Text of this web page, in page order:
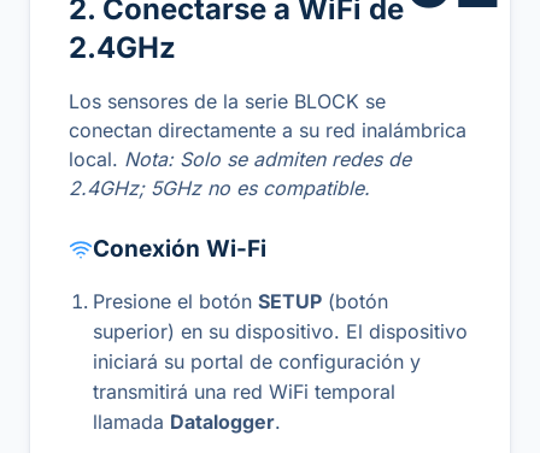
2. Conectarse a WiFi de
2.4GHz
Los sensores de la serie BLOCK se
conectan directamente a su red inalámbrica
local. Nota: Solo se admiten redes de
2.4GHz; 5GHz no es compatible.
Conexión Wi-Fi
Presione el botón SETUP (botón
superior) en su dispositivo. El dispositivo
iniciará su portal de configuración y
transmitirá una red WiFi temporal
llamada Datalogger.